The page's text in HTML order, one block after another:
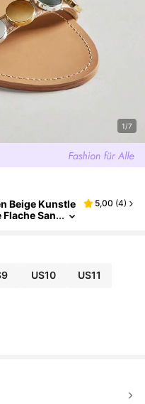
1/7
Beige Kunstle
San
5,00 (4)
US10 US11